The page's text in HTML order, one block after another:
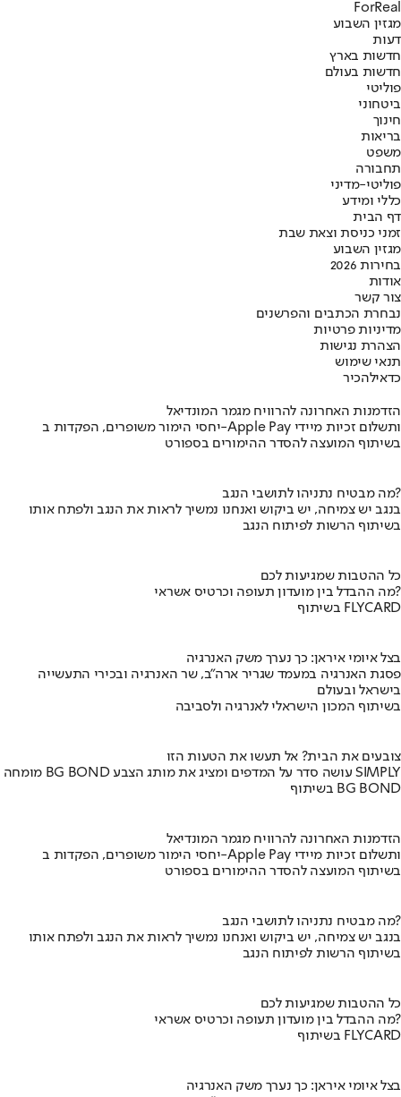
ForReal
מגזין השבוע
דעות
חדשות בארץ
חדשות בעולם
פוליטי
ביטחוני
חינוך
בריאות
משפט
תחבורה
פוליטי-מדיני
כללי ומידע
דף הבית
זמני כניסת וצאת שבת
מגזין השבוע
בחירות 2026
אודות
צור קשר
נבחרת הכתבים והפרשנים
מדיניות פרטיות
הצהרת נגישות
תנאי שימוש
כדאילהכיר
הזדמנות האחרונה להרוויח מגמר המונדיאל
יחסי הימור משופרים, הפקדות ב-Apple Pay ותשלום זכיות מיידי
בשיתוף המועצה להסדר ההימורים בספורט
מה מבטיח נתניהו לתושבי הנגב?
בנגב יש צמיחה, יש ביקוש ואנחנו נמשיך לראות את הנגב ולפתח אותו
בשיתוף הרשות לפיתוח הנגב
כל ההטבות שמגיעות לכם
מה ההבדל בין מועדון תעופה וכרטיס אשראי?
בשיתוף FLYCARD
בצל איומי איראן: כך נערך משק האנרגיה
פסגת האנרגיה במעמד שגריר ארה"ב, שר האנרגיה ובכירי התעשייה
בישראל ובעולם
בשיתוף המכון הישראלי לאנרגיה ולסביבה
צובעים את הבית? אל תעשו את הטעות הזו
מומחה BG BOND עושה סדר על המדפים ומציג את מותג הצבע SIMPLY
בשיתוף BG BOND
הזדמנות האחרונה להרוויח מגמר המונדיאל
יחסי הימור משופרים, הפקדות ב-Apple Pay ותשלום זכיות מיידי
בשיתוף המועצה להסדר ההימורים בספורט
מה מבטיח נתניהו לתושבי הנגב?
בנגב יש צמיחה, יש ביקוש ואנחנו נמשיך לראות את הנגב ולפתח אותו
בשיתוף הרשות לפיתוח הנגב
כל ההטבות שמגיעות לכם
מה ההבדל בין מועדון תעופה וכרטיס אשראי?
בשיתוף FLYCARD
בצל איומי איראן: כך נערך משק האנרגיה